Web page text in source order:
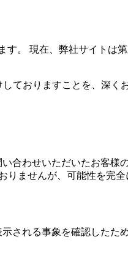
。 現在、弊社サイト
ておりますことを、深
合わせいただいたお客
ませんが、可能性を完全
される事象を確認した